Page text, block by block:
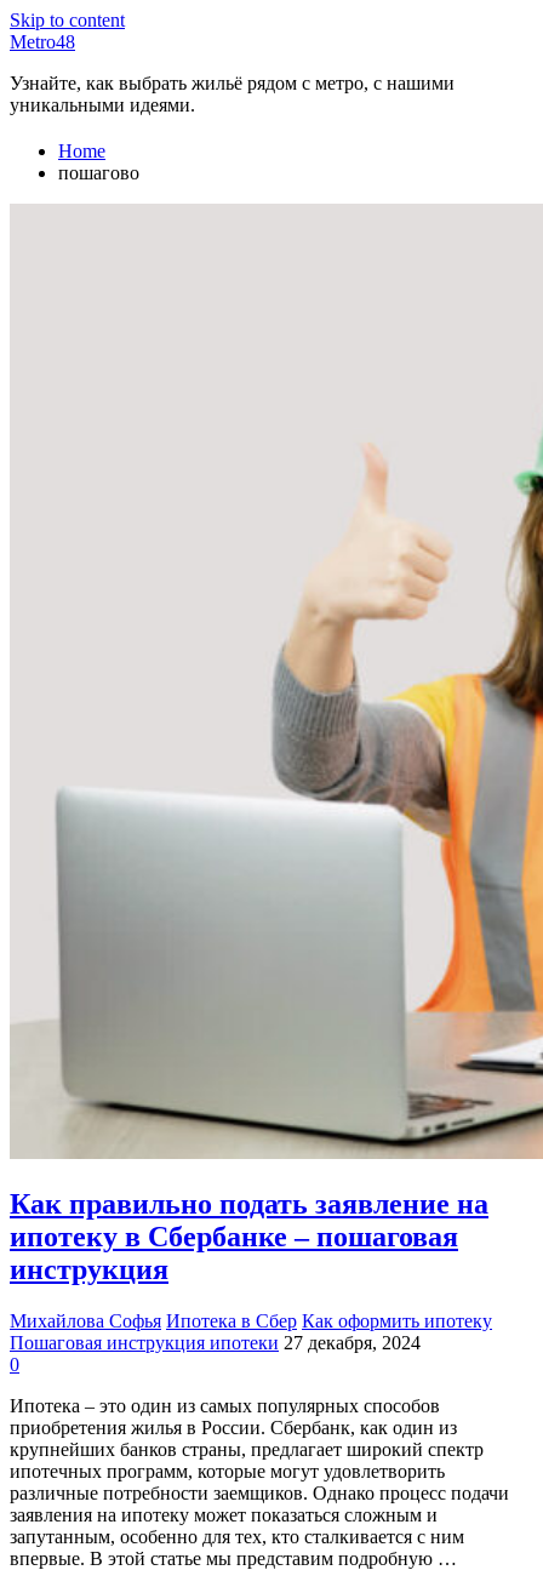
Skip to content
Metro48
Узнайте, как выбрать жильё рядом с метро, с нашими
уникальными идеями.
Home
пошагово
Как правильно подать заявление на
ипотеку в Сбербанке – пошаговая
инструкция
Михайлова Софья Ипотека в Сбер Как оформить ипотеку
Пошаговая инструкция ипотеки 27 декабря, 2024
0
Ипотека – это один из самых популярных способов
приобретения жилья в России. Сбербанк, как один из
крупнейших банков страны, предлагает широкий спектр
ипотечных программ, которые могут удовлетворить
различные потребности заемщиков. Однако процесс подачи
заявления на ипотеку может показаться сложным и
запутанным, особенно для тех, кто сталкивается с ним
впервые. В этой статье мы представим подробную …